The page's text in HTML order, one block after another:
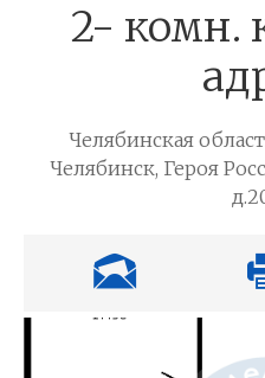
2- комн.
Челябинская
Челябинск, Героя